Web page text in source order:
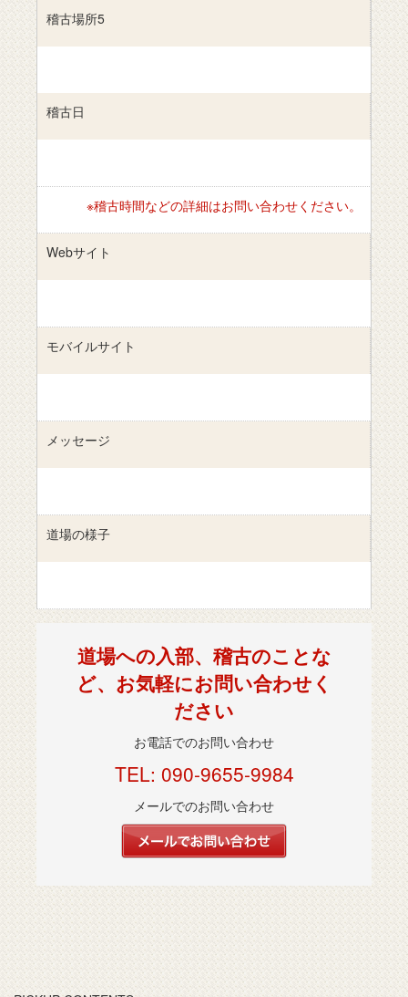
稽古場所5
稽古日
※稽古時間などの詳細はお問い合わせください。
Webサイト
モバイルサイト
メッセージ
道場の様子
道場への入部、稽古のことな
ど、お気軽にお問い合わせく
ださい
お電話でのお問い合わせ
TEL: 090-9655-9984
メールでのお問い合わせ